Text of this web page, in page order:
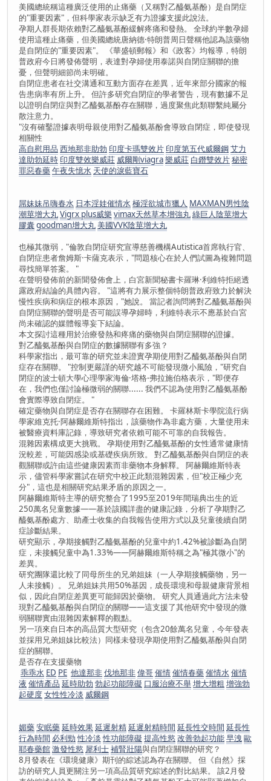
美國總統稱這種廣泛使用的止痛藥（又稱對乙醯氨基酚）是自閉症
的"重要因素"，但科學家表示缺乏有力證據支援此說法。
孕期人群長期依賴對乙醯氨基酚緩解疼痛和發熱。 全球約半數孕婦
使用這種止痛藥，但美國總統唐納德·特朗普周日聲稱他認為該藥物
是自閉症的"重要因素"。 《華盛頓郵報》和《政客》均報導，特朗
普政府今日將發佈聲明，表達對孕婦使用泰諾與自閉症關聯的擔
憂，但聲明細節尚未明確。
自閉症患者在社交溝通和互動方面存在差異，近年來部分國家的報
告患病率有所上升。 但許多研究自閉症的學者警告，現有數據不足
以證明自閉症與對乙醯氨基酚存在關聯，過度聚焦此類聯繫純屬分
散注意力。
"沒有確鑿證據表明母親使用對乙醯氨基酚會導致自閉症，即使發現
相關性
高自慰用品 西地那非助勃 印度卡瑪雙效片 印度第五代威爾鋼艾力
達助勃延時 印度雙效樂威莊 威爾剛viagra樂威莊 白鐕雙效片秘密
罪惡春藥午夜失憶水 天使的淚藍寶石
屌妹妹吊嗨春水 日本淫娃催情水極淫欲城市獵人 MAXMAN男性陰
潮莖增大丸Vigrx plus威樂 vimax天然草本增強丸綠巨人陰莖增大
膠囊goodman增大丸美國VVK陰莖增大丸
也極其微弱，"倫敦自閉症研究宣導慈善機構Autistica首席執行官、
自閉症患者詹姆斯·卡薩克表示，"問題核心在於人們試圖為複雜問題
尋找簡單答案。 "
在聲明發佈前的新聞發佈會上，白宮新聞秘書卡羅琳·利維特拒絕透
露政府結論的具體內容。 "這將有力展示整個特朗普政府致力於解決
慢性疾病和病症的根本原因，"她說。 當記者詢問將對乙醯氨基酚與
自閉症關聯的聲明是否可能誤導孕婦時，利維特表示不應基於白宮
尚未確認的媒體報導妄下結論。
本文探討這種用於治療發熱和疼痛的藥物與自閉症關聯的證據。
對乙醯氨基酚與自閉症的數據關聯有多強？
科學家指出，最可靠的研究並未證實孕期使用對乙醯氨基酚與自閉
症存在關聯。 "控制更嚴謹的研究越不可能發現微小風險，"研究自
閉症的波士頓大學心理學家海倫·塔格-弗拉施伯格表示，"即便存
在，我們也僅討論極微弱的關聯...... 我們不認為使用對乙醯氨基酚
會實際導致自閉症。 "
確定藥物與自閉症是否存在關聯存在困難。 卡羅林斯卡學院流行病
學家維克托·阿赫爾維斯特指出，該藥物作為非處方藥，大量使用未
被醫療資料庫記錄，導致研究者依賴可能不可靠的自我報告。
混雜因素構成更大挑戰。 孕期使用對乙醯氨基酚的女性通常健康情
況較差，可能因感染或基礎疾病所致。 對乙醯氨基酚與自閉症的表
觀關聯或許由這些健康因素而非藥物本身解釋。 阿赫爾維斯特表
示，儘管科學家嘗試在研究中校正此類混雜因素，但"校正極少充
分"，這也是相關研究結果矛盾的原因之一。
阿赫爾維斯特主導的研究整合了1995至2019年間瑞典出生的近
250萬名兒童數據——基於該國詳盡的健康記錄，分析了孕期對乙
醯氨基酚處方、助產士收集的自我報告使用方式以及兒童後續自閉
症診斷結果。
研究顯示，孕期接觸對乙醯氨基酚的兒童中約1.42%被診斷為自閉
症，未接觸兒童中為1.33%——阿赫爾維斯特稱之為"極其微小"的
差異。
研究團隊還比較了同母所生的兄弟姐妹（一人孕期接觸藥物，另一
人未接觸）。 兄弟姐妹共用50%基因，成長環境和母親健康背景相
似，因此自閉症差異更可能歸因於藥物。 研究人員通過此方法未發
現對乙醯氨基酚與自閉症的關聯——這支援了其他研究中發現的微
弱關聯實由混雜因素解釋的觀點。
另一項來自日本的高品質大型研究（包含20餘萬名兒童，今年發表
並採用兄弟姐妹比較法）同樣未發現孕期使用對乙醯氨基酚與自閉
症的關聯。
是否存在支援藥物
乖乖水 ED PE 他達那非伐地那非偉哥催情催情春藥催情水催情
液 催情產品 延時助勃 勃起功能障礙 口服治療不舉 增大增粗 增強勃
起硬度女性性冷淡 威爾鋼
媚藥安眠藥延時效果延遲射精延遲射精時間 延長性交時間 延長性
行為時間 必利勁 性冷淡 性功能障礙 提高性慾改善勃起功能早洩歐
耶春藥館激發性慾 犀利士補腎壯陽與自閉症關聯的研究？
8月發表在《環境健康》期刊的綜述認為存在關聯。 但《自然》採
訪的研究人員更關注另一項高品質研究綜述的對比結果。 該2月發